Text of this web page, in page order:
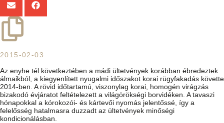
2015-02-03
Az enyhe tél következtében a mádi ültetvények korábban ébredeztek
álmaikból, a kiegyenlített nyugalmi időszakot korai rügyfakadás követte
2014-ben. A rövid időtartamú, viszonylag korai, homogén virágzás
bizakodó évjáratot feltételezett a világörökségi borvidéken. A tavaszi
hónapokkal a kórokozói- és kártevői nyomás jelentőssé, így a
felelősség hatalmasra duzzadt az ültetvények minőségi
kondicionálásban.